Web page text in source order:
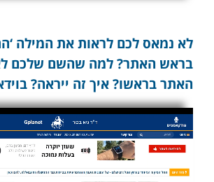
לא נמאס לכם לראות את המילה
בראש האתר? למה שהשם שלכם
האתר בראשו? איך זה ייראה?